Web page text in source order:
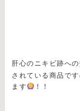
肝心のニキビ跡へ
されている商品です
ます
！！